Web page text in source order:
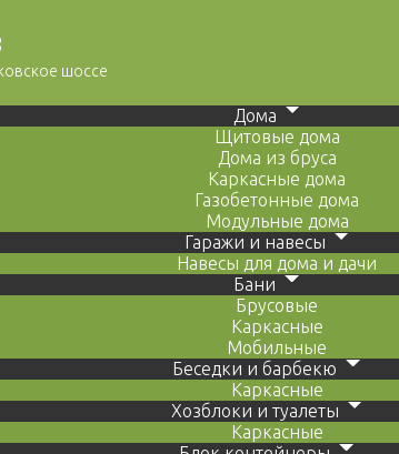
шоссе
Дома
Щитовые дома
Дома из бруса
Каркасные дома
Газобетонные дома
Модульные дома
Гаражи и навесы
Навесы для дома и дачи
Бани
Брусовые
Каркасные
Мобильные
Беседки и барбекю
Каркасные
Хозблоки и туалеты
Каркасные